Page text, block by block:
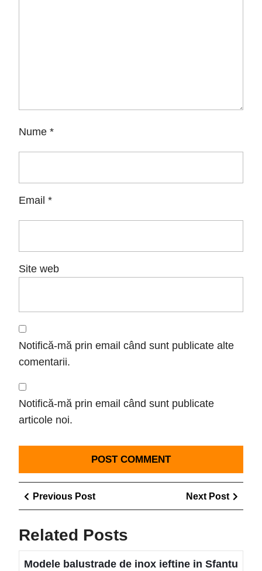
Nume *
Email *
Site web
Notifică-mă prin email când sunt publicate alte
comentarii.
Notifică-mă prin email când sunt publicate
articole noi.
Navigare
în
articole
Previous PostPrevious
Post
Next Post
Post
Related Posts
Modele balustrade de inox ieftine in Sfantu